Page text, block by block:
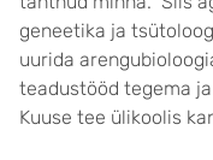
geneetika ja
uurida
teadustööd tegema
Kuuse tee ülikoolis